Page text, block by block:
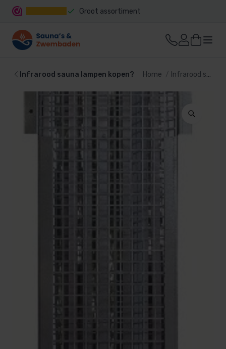
Groot assortiment
Infrarood sauna lampen kopen? Home Infrarood sauna